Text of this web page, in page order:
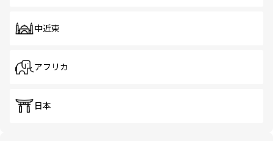
中近東
アフリカ
日本